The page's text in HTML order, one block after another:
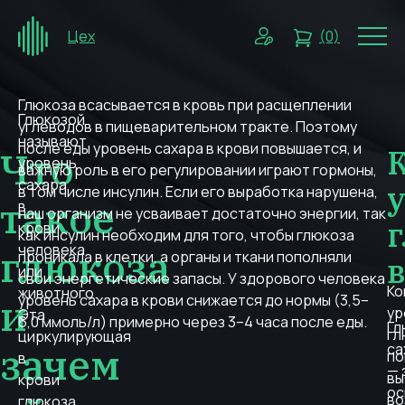
Цех (0)
Что
такое
глюкоза
и
зачем
Глюкозой
называют
уровень
сахара
в
крови
человека
или
животного.
Эта
циркулирующая
в
крови
Глюкоза всасывается в кровь при расщеплении
углеводов в пищеварительном тракте. Поэтому
после еды уровень сахара в крови повышается, и
важную роль в его регулировании играют гормоны,
в том числе инсулин. Если его выработка нарушена,
наш организм не усваивает достаточно энергии, так
как инсулин необходим для того, чтобы глюкоза
проникала в клетки, а органы и ткани пополняли
свои энергетические запасы. У здорового человека
уровень сахара в крови снижается до нормы (3,5–
6,0 ммоль/л) примерно через 3–4 часа после еды.
—